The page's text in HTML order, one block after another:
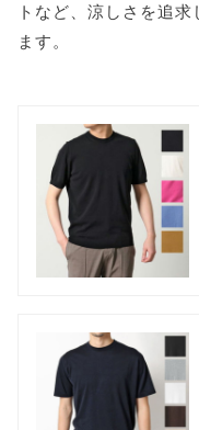
トなど、涼しさを追
ます。